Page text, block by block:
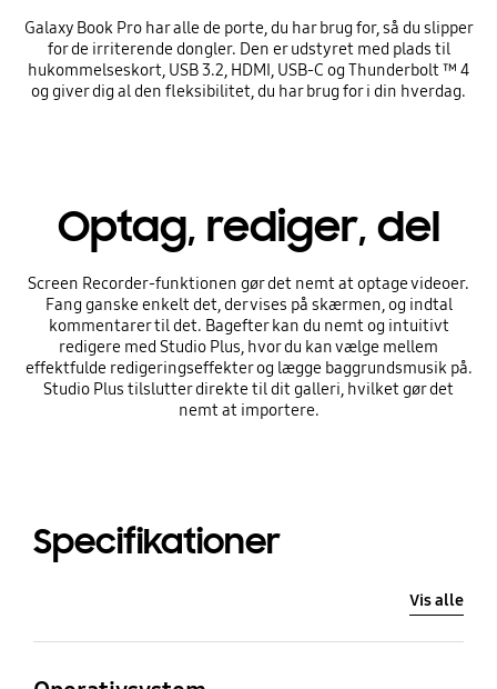
Galaxy Book Pro har alle de porte, du har brug for, så du slipper
for de irriterende dongler. Den er udstyret med plads til
hukommelseskort, USB 3.2, HDMI, USB-C og Thunderbolt ™ 4
og giver dig al den fleksibilitet, du har brug for i din hverdag.
Optag, rediger, del
Screen Recorder-funktionen gør det nemt at optage videoer.
Fang ganske enkelt det, der vises på skærmen, og indtal
kommentarer til det. Bagefter kan du nemt og intuitivt
redigere med Studio Plus, hvor du kan vælge mellem
effektfulde redigeringseffekter og lægge baggrundsmusik på.
Studio Plus tilslutter direkte til dit galleri, hvilket gør det
nemt at importere.
Specifikationer
Vis alle